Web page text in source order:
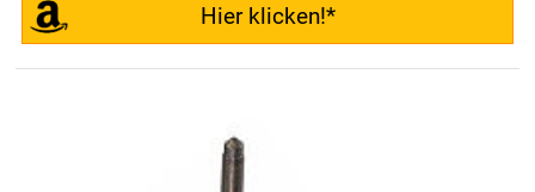
Hier klicken!*